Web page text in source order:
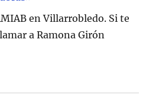
en Villarrobledo. Si te
a Ramona Girón